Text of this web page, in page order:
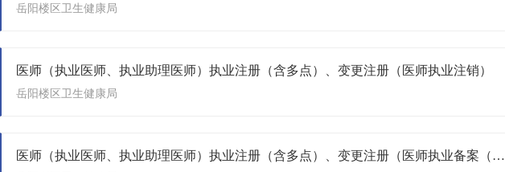
岳阳楼区卫生健康局
医师（执业医师、执业助理医师）执业注册（含多点）、变更注册（医师执业注销）
岳阳楼区卫生健康局
医师（执业医师、执业助理医师）执业注册（含多点）、变更注册（医师执业备案（注册备案））